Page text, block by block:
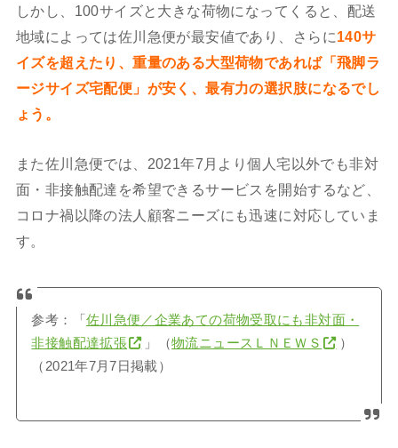
しかし、100サイズと大きな荷物になってくると、配送
地域によっては佐川急便が最安値であり、さらに140サ
イズを超えたり、重量のある大型荷物であれば「飛脚ラ
ージサイズ宅配便」が安く、最有力の選択肢になるでし
ょう。
また佐川急便では、2021年7月より個人宅以外でも非対
面・非接触配達を希望できるサービスを開始するなど、
コロナ禍以降の法人顧客ニーズにも迅速に対応していま
す。
参考：「 佐川急便／企業あての荷物受取にも非対面・
非接触配達拡張
」（物流ニュースＬＮＥＷＳ
）
（2021年7月7日掲載）